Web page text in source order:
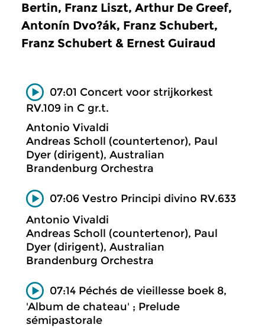
Bertin, Franz Liszt, Arthur De Greef,
Antonín Dvo?ák, Franz Schubert,
Franz Schubert & Ernest Guiraud
07:01 Concert voor strijkorkest
RV.109 in C gr.t.
Antonio Vivaldi
Andreas Scholl (countertenor), Paul
Dyer (dirigent), Australian
Brandenburg Orchestra
07:06 Vestro Principi divino RV.633
Antonio Vivaldi
Andreas Scholl (countertenor), Paul
Dyer (dirigent), Australian
Brandenburg Orchestra
07:14 Péchés de vieillesse boek 8,
'Album de chateau' ; Prelude
sémipastorale